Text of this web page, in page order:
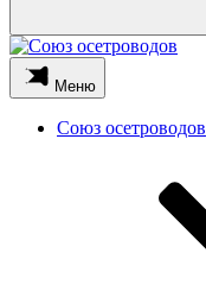
Меню
Союз осетроводов